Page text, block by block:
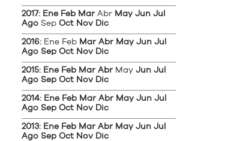
2017: Ene Feb Mar Abr May Jun Jul
Ago Sep Oct Nov Dic
2016: Ene Feb Mar Abr May Jun Jul
Ago Sep Oct Nov Dic
2015: Ene Feb Mar Abr May Jun Jul
Ago Sep Oct Nov Dic
2014: Ene Feb Mar Abr May Jun Jul
Ago Sep Oct Nov Dic
2013: Ene Feb Mar Abr May Jun Jul
Ago Sep Oct Nov Dic